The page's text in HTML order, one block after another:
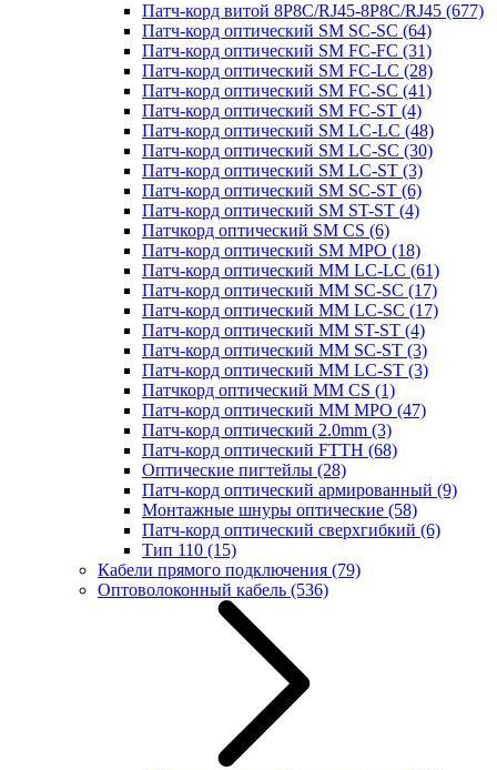
Патч-корд витой 8P8C/RJ45-8P8C/RJ45 (677)
Патч-корд оптический SM SC-SC (64)
Патч-корд оптический SM FC-FC (31)
Патч-корд оптический SM FC-LC (28)
Патч-корд оптический SM FC-SC (41)
Патч-корд оптический SM FC-ST (4)
Патч-корд оптический SM LC-LC (48)
Патч-корд оптический SM LC-SC (30)
Патч-корд оптический SM LC-ST (3)
Патч-корд оптический SM SC-ST (6)
Патч-корд оптический SM ST-ST (4)
Патчкорд оптический SM CS (6)
Патч-корд оптический SM MPO (18)
Патч-корд оптический MM LC-LC (61)
Патч-корд оптический MM SC-SC (17)
Патч-корд оптический MM LC-SC (17)
Патч-корд оптический MM ST-ST (4)
Патч-корд оптический MM SC-ST (3)
Патч-корд оптический MM LC-ST (3)
Патчкорд оптический MM CS (1)
Патч-корд оптический MM MPO (47)
Патч-корд оптический 2.0mm (3)
Патч-корд оптический FTTH (68)
Оптические пигтейлы (28)
Патч-корд оптический армированный (9)
Монтажные шнуры оптические (58)
Патч-корд оптический сверхгибкий (6)
Тип 110 (15)
Кабели прямого подключения (79)
Оптоволоконный кабель (536)